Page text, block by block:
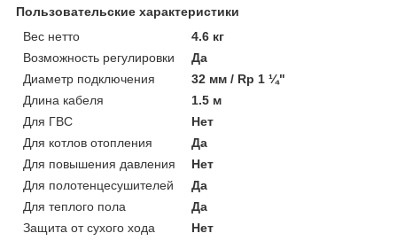
Пользовательские характеристики
Вес нетто
4.6 кг
Возможность регулировки
Да
Диаметр подключения
32 мм / Rp 1 ¼"
Длина кабеля
1.5 м
Для ГВС
Нет
Для котлов отопления
Да
Для повышения давления
Нет
Для полотенцесушителей
Да
Для теплого пола
Да
Защита от сухого хода
Нет